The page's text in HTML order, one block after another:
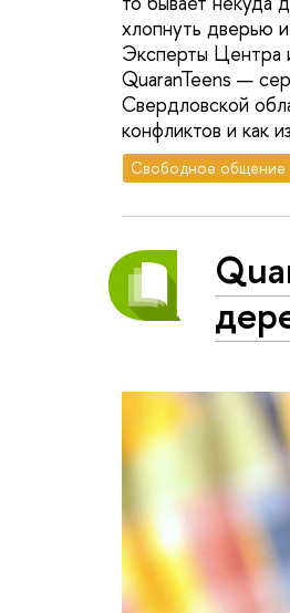
хлопнуть дверью
Эксперты Центра
QuaranTeens —
Свердловской
конфликтов и как
Свободное общение